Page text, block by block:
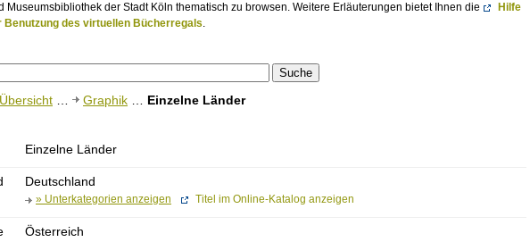
Museumsbibliothek der Stadt Köln thematisch zu browsen. Weitere Erläuterungen bietet Ihnen die
Hilfe
Benutzung des virtuellen Bücherregals
Übersicht Graphik Einzelne Länder
Einzelne Länder
Deutschland
» Unterkategorien anzeigen Titel im Online-Katalog anzeigen
Österreich